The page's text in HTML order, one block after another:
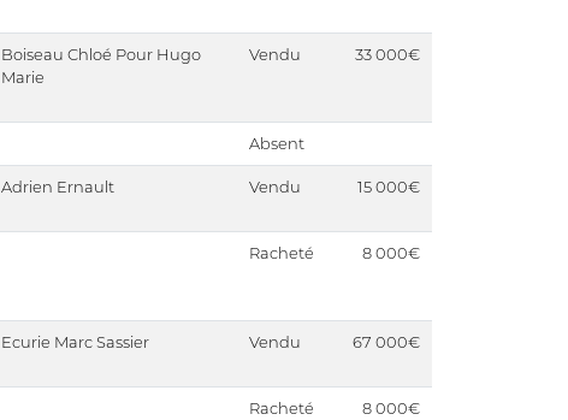
Boiseau Chloé Pour Hugo
Marie
Vendu 33 000€
Absent
Adrien Ernault Vendu 15 000€
Racheté 8 000€
Ecurie Marc Sassier Vendu 67 000€
Racheté 8 000€